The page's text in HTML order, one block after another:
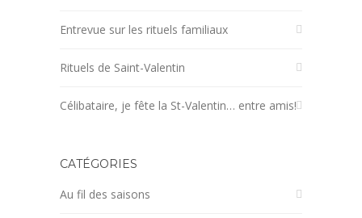
Entrevue sur les rituels familiaux
Rituels de Saint-Valentin
Célibataire, je fête la St-Valentin… entre amis!
CATÉGORIES
Au fil des saisons